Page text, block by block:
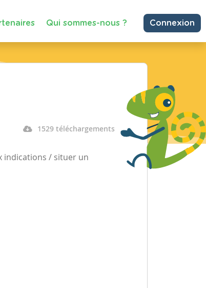
Qui sommes-nous ? Connexion
1529 téléchargements
indications / situer un